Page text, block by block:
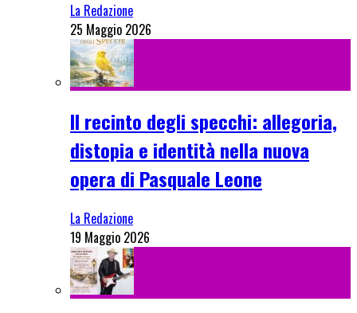
La Redazione
25 Maggio 2026
Il recinto degli specchi: allegoria,
distopia e identità nella nuova
opera di Pasquale Leone
La Redazione
19 Maggio 2026